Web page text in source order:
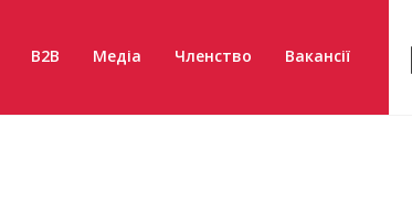
B2B Медіа Членство Вакансії